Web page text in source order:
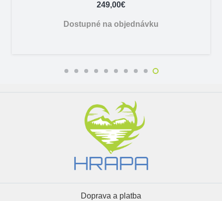
249,00€
Dostupné na objednávku
Doprava a platba